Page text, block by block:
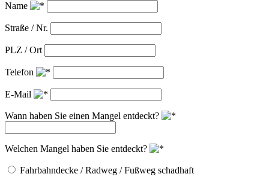
Name
Straße / Nr.
PLZ / Ort
Telefon
E-Mail
Wann haben Sie einen Mangel entdeckt?
Welchen Mangel haben Sie entdeckt?
Fahrbahndecke / Radweg / Fußweg schadhaft